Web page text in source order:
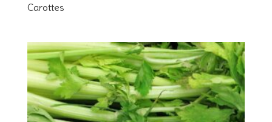
Carottes